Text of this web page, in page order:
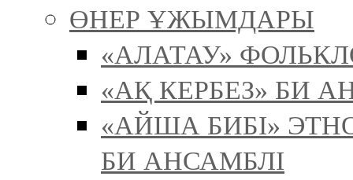
ӨНЕР ҰЖЫМДАРЫ
«АЛАТАУ»
«АҚ КЕРБЕЗ» БИ
«АЙША БИБІ»
БИ АНСАМБЛІ